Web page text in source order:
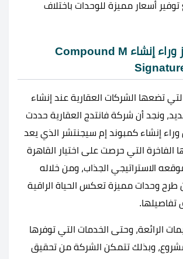
أسعار مميزة للوحدات باختلاف
الهدف المميز وراء إنشاء Compound M
تضعها الشركات العقارية عند إنشاء
ونجد أن شركة فانتدج العقارية حددت
إنشاء كمبوند إم سيجنتشر الذي يعد
الفاخرة التي حرصت على اختيار القاهرة
الاستراتيجي الجذاب، ومن خلاله
وحدات مميزة تعكس الحياة الراقية
تفاصيلها.
الرائعة، وحتى الخدمات التي توفرها
وبذلك تتمكن الشركة من تحقيق